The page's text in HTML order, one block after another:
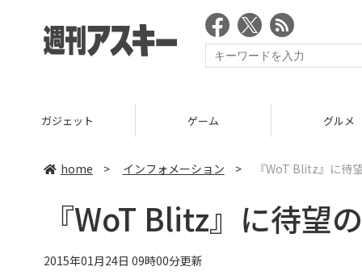
ガジェット ゲーム グルメ
home > インフォメーション > 『WoT Blitz』に待
『WoT Blitz』に待望
2015年01月24日 09時00分更新